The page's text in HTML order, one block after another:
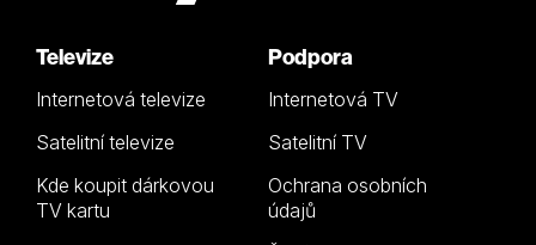
Televize
Internetová televize
Satelitní televize
Kde koupit dárkovou
TV kartu
Podpora
Internetová TV
Satelitní TV
Ochrana osobních
údajů